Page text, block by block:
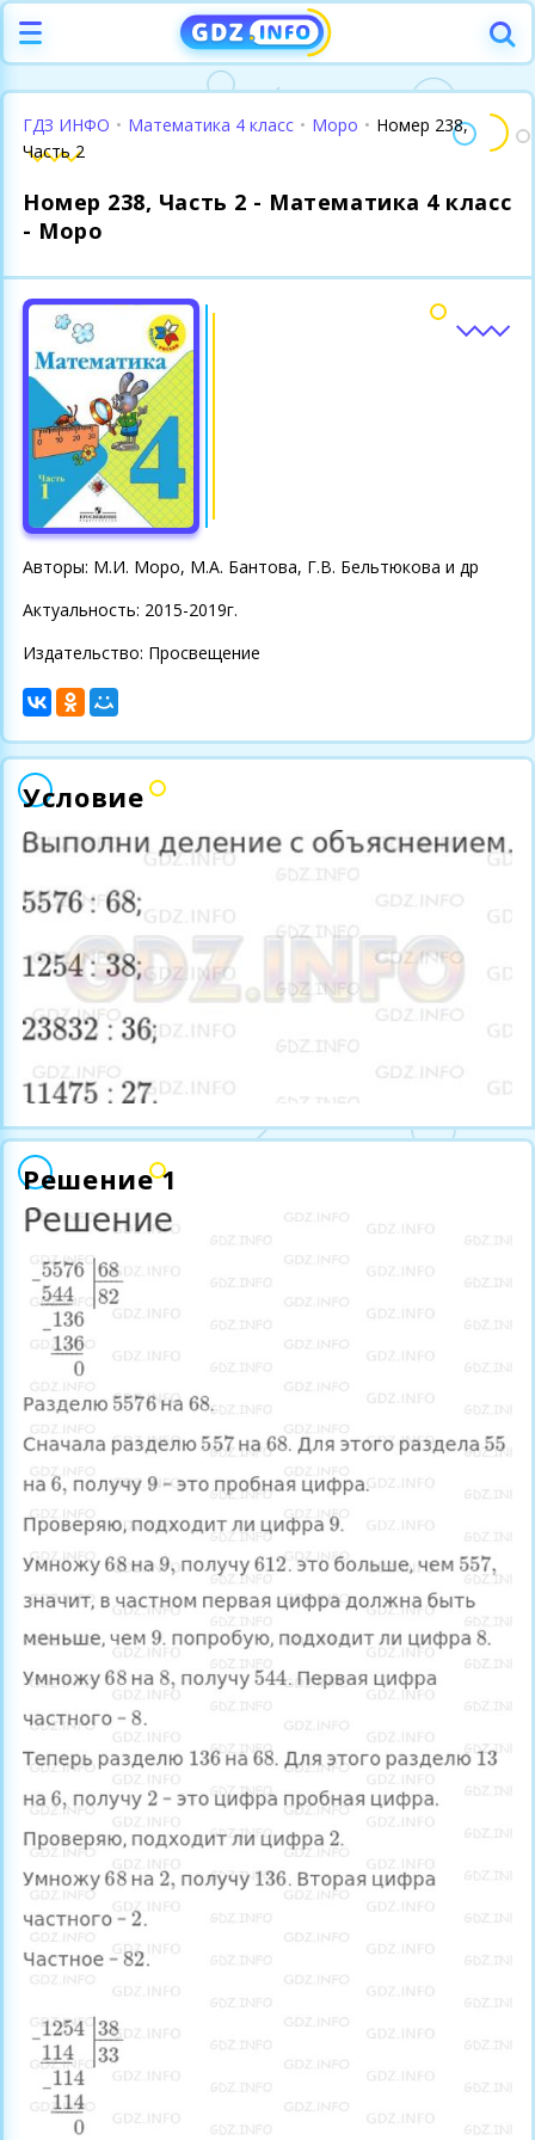
ГДЗ ИНФО • Математика 4 класс • Моро • Номер 238,
Часть 2
Номер 238, Часть 2 - Математика 4 класс
- Моро
Авторы: М.И. Моро, М.А. Бантова, Г.В. Бельтюкова и др
Актуальность: 2015-2019г.
Издательство: Просвещение
Условие
Решение 1